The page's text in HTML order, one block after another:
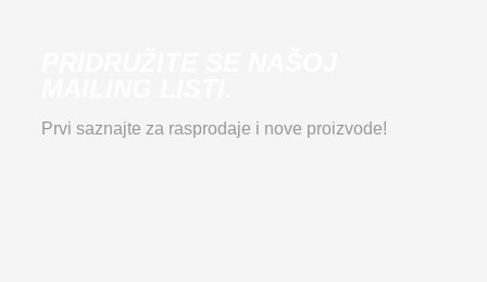
Prvi saznajte za rasprodaje i nove proizvode!